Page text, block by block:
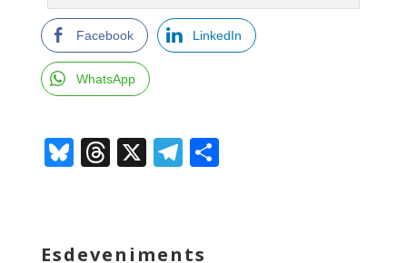
Facebook LinkedIn
WhatsApp
Bl
sk
T X T
gr
C
Esdeveniments